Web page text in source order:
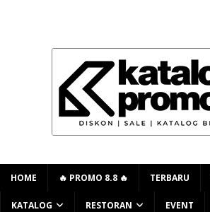
HOME 🔥 PROMO 8.8 🔥 TERBARU
KATALOG RESTORAN EVENT